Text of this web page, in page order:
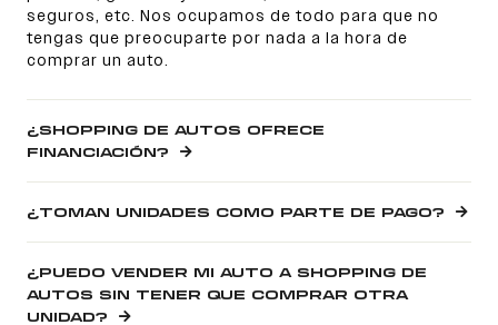
seguros, etc. Nos ocupamos de todo para que no
tengas que preocuparte por nada a la hora de
comprar un auto.
¿SHOPPING DE AUTOS OFRECE
FINANCIACIÓN?
¿TOMAN UNIDADES COMO PARTE DE PAGO?
¿PUEDO VENDER MI AUTO A SHOPPING DE
AUTOS SIN TENER QUE COMPRAR OTRA
UNIDAD?